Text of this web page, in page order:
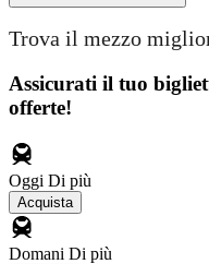
Trova il mezzo
Assicurati il ​​tuo
offerte!
Oggi Di più
Acquista
Domani Di più